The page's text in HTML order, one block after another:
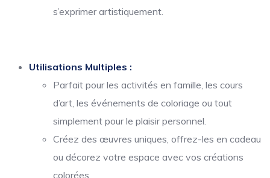
s’exprimer artistiquement.
Utilisations Multiples :
Parfait pour les activités en famille, les cours
d’art, les événements de coloriage ou tout
simplement pour le plaisir personnel.
Créez des œuvres uniques, offrez-les en cadeau
ou décorez votre espace avec vos créations
colorées.